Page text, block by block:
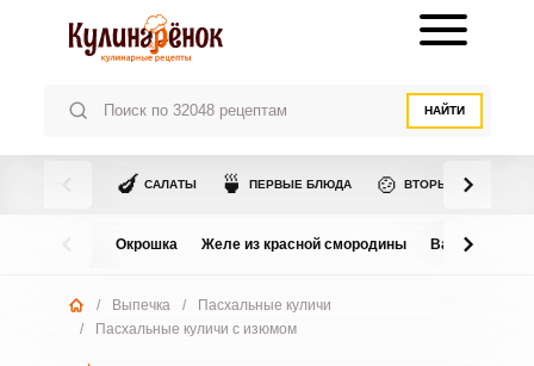
НАЙТИ
🍆 САЛАТЫ 🍵 ПЕРВЫЕ БЛЮДА 🍲 ВТОРЫЕ БЛЮДА
Окрошка Желе из красной смородины Варенье из
/ Выпечка /
Пасхальные куличи
/
Пасхальные куличи с изюмом